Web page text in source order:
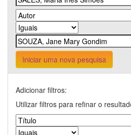
Iniciar uma nova pesquisa
Adicionar filtros:
Utilizar filtros para refinar o